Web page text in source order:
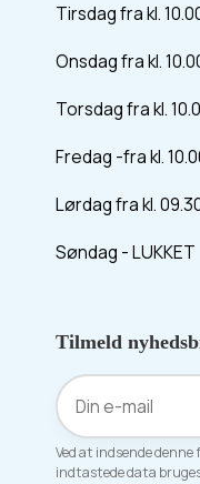
Tirsdag fra kl.
Onsdag fra kl.
Torsdag fra kl.
Fredag -fra kl.
Lørdag fra kl.
Søndag - LUKKET
Tilmeld
Ved at indsende
indtastede data